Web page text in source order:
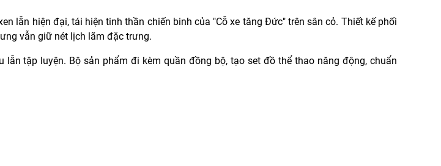
lẫn hiện đại, tái hiện tinh thần chiến binh của "Cỗ xe tăng Đức" trên sân cỏ. Thiết kế phối
vẫn giữ nét lịch lãm đặc trưng.
tập luyện. Bộ sản phẩm đi kèm quần đồng bộ, tạo set đồ thể thao năng động, chuẩn